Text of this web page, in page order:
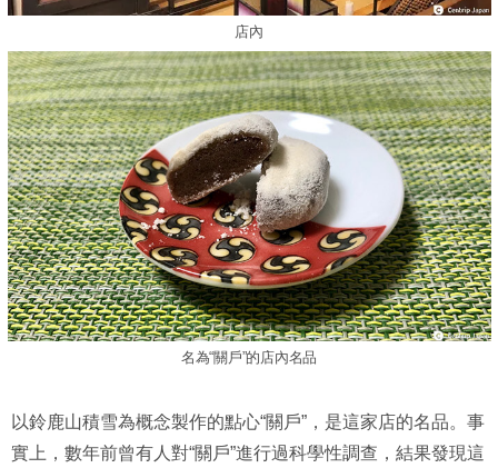
店內
名為“關戶”的店內名品
以鈴鹿山積雪為概念製作的點心“關戶”，是這家店的名品。事
實上，數年前曾有人對“關戶”進行過科學性調查，結果發現這